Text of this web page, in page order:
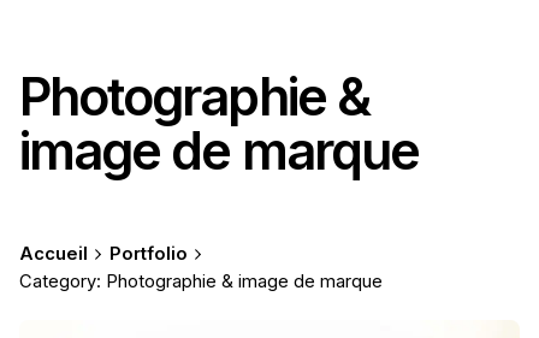
Photographie &
image de marque
Accueil
Portfolio
Category: Photographie & image de marque